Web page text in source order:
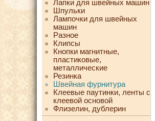
Лапки для швейных машин
Шпульки
Лампочки для швейных
машин
Разное
Клипсы
Кнопки магнитные,
пластиковые,
металлические
Резинка
Швейная фурнитура
Клеевые паутинки, ленты с
клеевой основой
Флизелин, дублерин